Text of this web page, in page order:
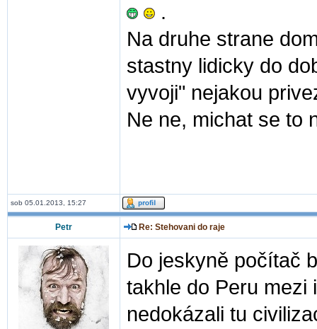
.
Na druhe strane
stastny lidicky do
vyvoji" nejakou
Ne ne, michat se to
sob 05.01.2013, 15:27
Petr Re: Stehovani do raje
Do jeskyně počítač
takhle do Peru mezi
nedokázali tu